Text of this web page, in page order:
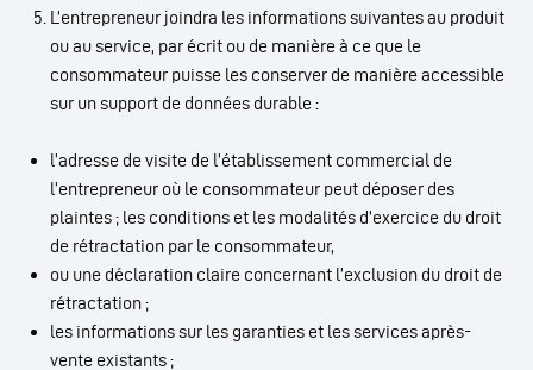
L’entrepreneur joindra les informations suivantes au produit
ou au service, par écrit ou de manière à ce que le
consommateur puisse les conserver de manière accessible
sur un support de données durable :
l’adresse de visite de l’établissement commercial de
l’entrepreneur où le consommateur peut déposer des
plaintes ; les conditions et les modalités d’exercice du droit
de rétractation par le consommateur,
ou une déclaration claire concernant l’exclusion du droit de
rétractation ;
les informations sur les garanties et les services après-
vente existants ;